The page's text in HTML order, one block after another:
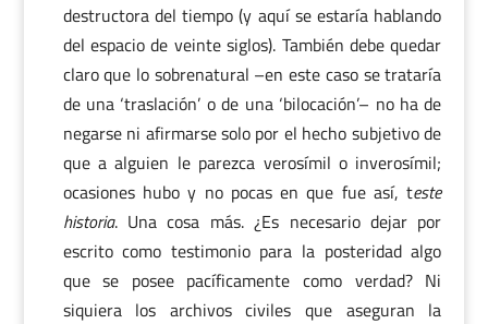
destructora del tiempo (y aquí se estaría hablando
del espacio de veinte siglos). También debe quedar
claro que lo sobrenatural –en este caso se trataría
de una ‘traslación’ o de una ‘bilocación’– no ha de
negarse ni afirmarse solo por el hecho subjetivo de
que a alguien le parezca verosímil o inverosímil;
ocasiones hubo y no pocas en que fue así, teste
historia. Una cosa más. ¿Es necesario dejar por
escrito como testimonio para la posteridad algo
que se posee pacíficamente como verdad? Ni
siquiera los archivos civiles que aseguran la